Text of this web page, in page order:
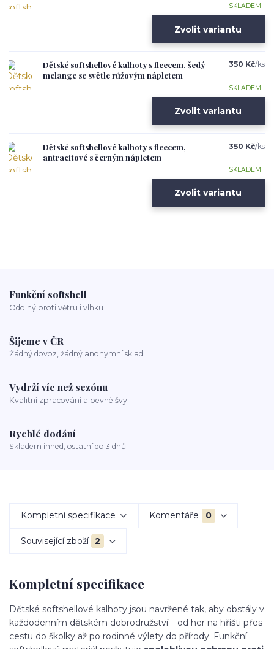
SKLADEM
Zvolit variantu
Dětské softshellové kalhoty s fleecem, šedý
melange se světle růžovým nápletem
350 Kč/ks
SKLADEM
Zvolit variantu
Dětské softshellové kalhoty s fleecem,
antracitové s černým nápletem
350 Kč/ks
SKLADEM
Zvolit variantu
Funkční softshell
Odolný proti větru i vlhku
Šijeme v ČR
Žádný dovoz, žádný anonymní sklad
Vydrží víc než sezónu
Kvalitní zpracování a pevné švy
Rychlé dodání
Skladem ihned, ostatní do 3 dnů
Kompletní specifikace Komentáře 0
Související zboží 2
Kompletní specifikace
Dětské softshellové kalhoty jsou navržené tak, aby obstály v
každodenním dětském dobrodružství – od her na hřišti přes
cestu do školky až po rodinné výlety do přírody. Funkční